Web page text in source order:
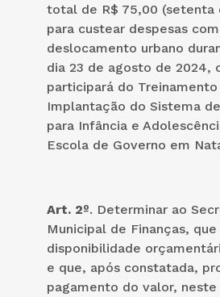
total de R$ 75,00 (setenta
para custear despesas
deslocamento urbano
dia 23 de agosto de 2024,
participará do Treinamento
Implantação do Sistema
para Infância e
Escola de Governo em
Art. 2º. Determinar ao
Municipal de Finanças,
disponibilidade
e que, após constatada,
pagamento do valor, neste